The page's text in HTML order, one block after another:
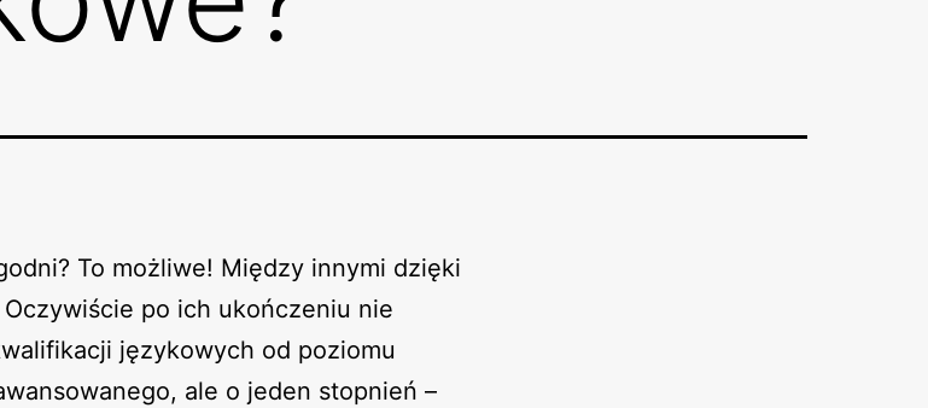
To możliwe! Między innymi dzięki
po ich ukończeniu nie
językowych od poziomu
ale o jeden stopnień –